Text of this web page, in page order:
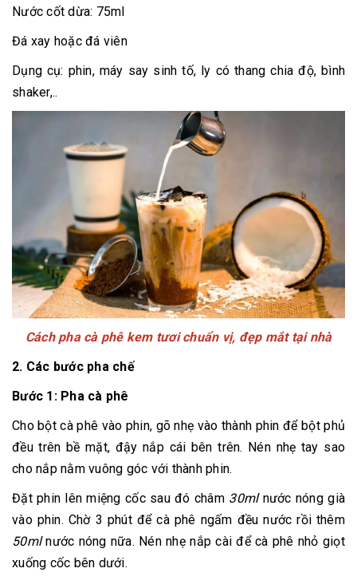
Nước cốt dừa: 75ml
Đá xay hoặc đá viên
Dụng cụ: phin, máy say sinh tố, ly có thang chia độ, bình
shaker,..
Cách pha cà phê kem tươi chuẩn vị, đẹp mắt tại nhà
2. Các bước pha chế
Bước 1: Pha cà phê
Cho bột cà phê vào phin, gõ nhẹ vào thành phin để bột phủ
đều trên bề mặt, đậy nắp cái bên trên. Nén nhẹ tay sao
cho nắp nằm vuông góc với thành phin.
Đặt phin lên miệng cốc sau đó châm30ml nước nóng già
vào phin. Chờ 3 phút để cà phê ngấm đều nước rồi thêm
50mlnước nóng nữa. Nén nhẹ nắp cài để cà phê nhỏ giọt
xuống cốc bên dưới.